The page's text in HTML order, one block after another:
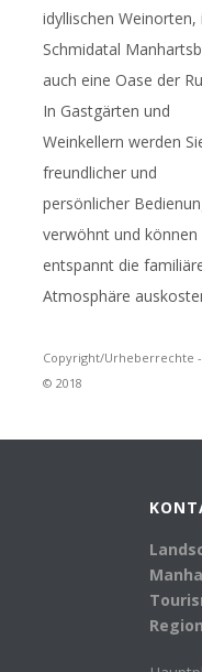
idyllischen Weinorten,
Schmidatal
auch eine Oase der
In Gastgärten und
Weinkellern werden
freundlicher und
persönlicher
verwöhnt und können
entspannt die
Atmosphäre
Copyright/Urheberrechte
© 2018